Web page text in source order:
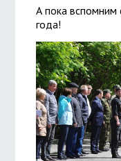
А пока
года!